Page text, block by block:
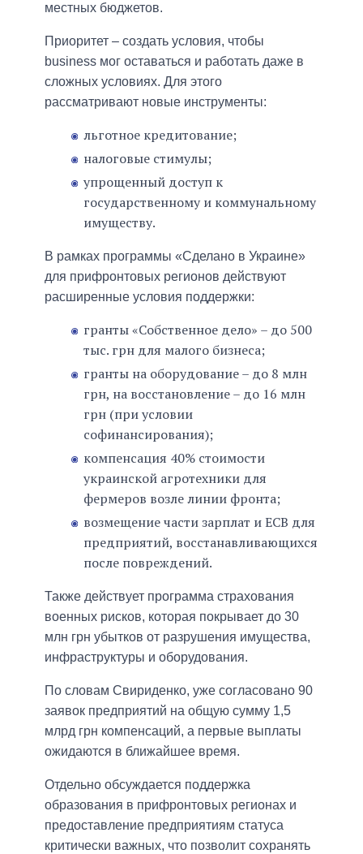
местных бюджетов.
Приоритет – создать условия, чтобы
business мог оставаться и работать даже в
сложных условиях. Для этого
рассматривают новые инструменты:
льготное кредитование;
налоговые стимулы;
упрощенный доступ к
государственному и коммунальному
имуществу.
В рамках программы «Сделано в Украине»
для прифронтовых регионов действуют
расширенные условия поддержки:
гранты «Собственное дело» – до 500
тыс. грн для малого бизнеса;
гранты на оборудование – до 8 млн
грн, на восстановление – до 16 млн
грн (при условии
софинансирования);
компенсация 40% стоимости
украинской агротехники для
фермеров возле линии фронта;
возмещение части зарплат и ЕСВ для
предприятий, восстанавливающихся
после повреждений.
Также действует программа страхования
военных рисков, которая покрывает до 30
млн грн убытков от разрушения имущества,
инфраструктуры и оборудования.
По словам Свириденко, уже согласовано 90
заявок предприятий на общую сумму 1,5
млрд грн компенсаций, а первые выплаты
ожидаются в ближайшее время.
Отдельно обсуждается поддержка
образования в прифронтовых регионах и
предоставление предприятиям статуса
критически важных, что позволит сохранять